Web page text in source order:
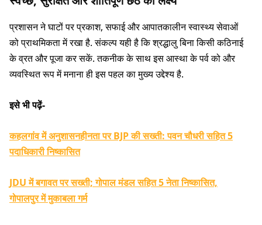
प्रशासन ने घाटों पर प्रकाश, सफाई और आपातकालीन स्वास्थ्य सेवाओं
को प्राथमिकता में रखा है. संकल्प यही है कि श्रद्धालु बिना किसी कठिनाई
के व्रत और पूजा कर सकें. तकनीक के साथ इस आस्था के पर्व को और
व्यवस्थित रूप में मनाना ही इस पहल का मुख्य उद्देश्य है.
इसे भी पढ़ें-
कहलगांव में अनुशासनहीनता पर BJP की सख्ती: पवन चौधरी सहित 5
पदाधिकारी निष्कासित
JDU में बगावत पर सख्ती; गोपाल मंडल सहित 5 नेता निष्कासित,
गोपालपुर में मुकाबला गर्म